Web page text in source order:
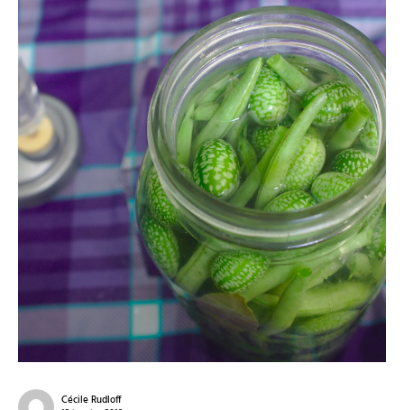
Cécile Rudloff